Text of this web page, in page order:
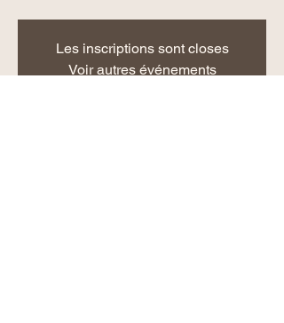
Les inscriptions sont closes
Voir autres événements